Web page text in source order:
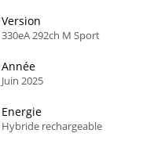
Version
330eA 292ch M Sport
Année
Juin 2025
Energie
Hybride rechargeable